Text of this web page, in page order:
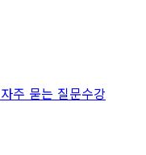
자주 묻는 질문수강